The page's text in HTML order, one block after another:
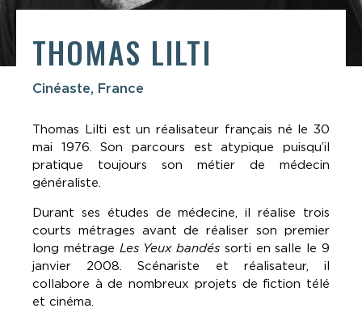
THOMAS LILTI
Cinéaste, France
Thomas Lilti est un réalisateur français né le 30
mai 1976. Son parcours est atypique puisqu’il
pratique toujours son métier de médecin
généraliste.
Durant ses études de médecine, il réalise trois
courts métrages avant de réaliser son premier
long métrage Les Yeux bandés sorti en salle le 9
janvier 2008. Scénariste et réalisateur, il
collabore à de nombreux projets de fiction télé
et cinéma.